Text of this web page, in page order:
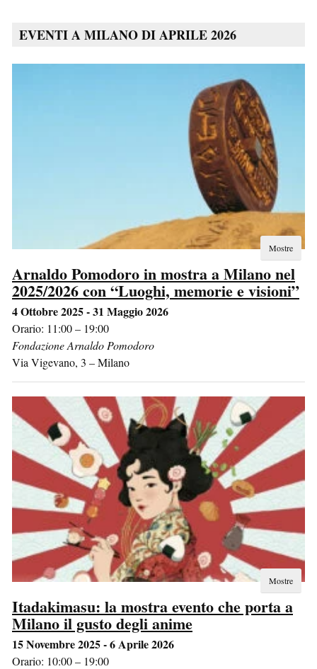
EVENTI A MILANO DI APRILE 2026
Mostre
Arnaldo Pomodoro in mostra a Milano nel
2025/2026 con “Luoghi, memorie e visioni”
4 Ottobre 2025 - 31 Maggio 2026
Orario: 11:00 – 19:00
Fondazione Arnaldo Pomodoro
Via Vigevano, 3 –Milano
Mostre
Itadakimasu: la mostra evento che porta a
Milano il gusto degli anime
15 Novembre 2025 - 6 Aprile 2026
Orario: 10:00 – 19:00